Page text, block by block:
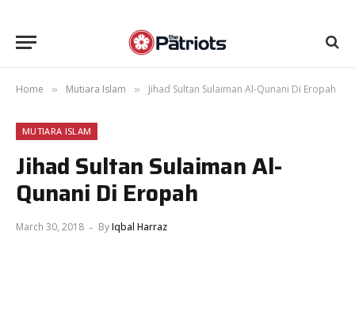
Home » Mutiara Islam » Jihad Sultan Sulaiman Al-Qunani Di Eropah
MUTIARA ISLAM
Jihad Sultan Sulaiman Al-
Qunani Di Eropah
March 30, 2018 ByIqbal Harraz